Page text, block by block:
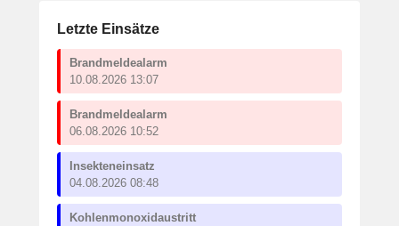
Letzte Einsätze
Brandmeldealarm
10.08.2026 13:07
Brandmeldealarm
06.08.2026 10:52
Insekteneinsatz
04.08.2026 08:48
Kohlenmonoxidaustritt